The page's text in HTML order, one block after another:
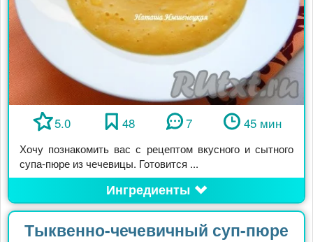
5.0 48 7 45 мин
Хочу познакомить вас с рецептом вкусного и сытного
супа-пюре из чечевицы. Готовится ...
Ингредиенты
Тыквенно-чечевичный суп-пюре